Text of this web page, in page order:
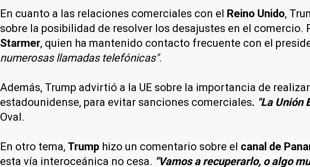
En cuanto a las relaciones comerciales con el Reino Unido,
sobre la posibilidad de resolver los desajustes en el
Starmer, quien ha mantenido contacto frecuente con el
numerosas llamadas telefónicas".
Además, Trump advirtió a la UE sobre la importancia de
estadounidense, para evitar sanciones comerciales. "La Unión
Oval.
En otro tema, Trump hizo un comentario sobre el canal de
esta vía interoceánica no cesa. "Vamos a recuperarlo, o algo